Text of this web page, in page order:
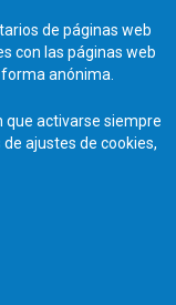
Y LEÓN ESTE - C/
983 390 677 -
de páginas web
con las páginas web
anónima.
que activarse siempre
ajustes de cookies,